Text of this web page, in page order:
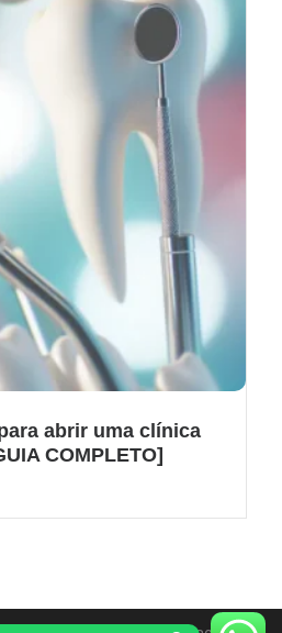
abrir uma clínica
COMPLETO]